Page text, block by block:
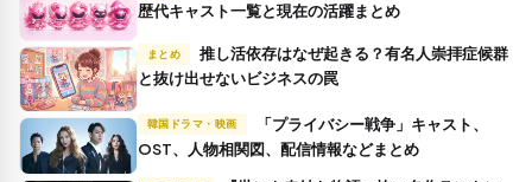
歴代キャスト一覧と現在の活躍まとめ
まとめ
推し活依存はなぜ起きる？有名人崇拝症候群
と抜け出せないビジネスの罠
韓国ドラマ・映画
OST、人物相関図、配信情報などまとめ